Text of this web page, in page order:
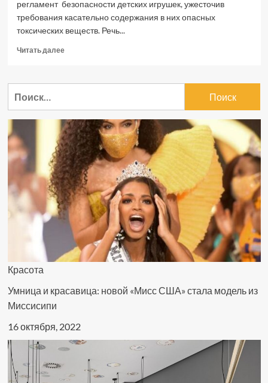
регламент безопасности детских игрушек, ужесточив
требования касательно содержания в них опасных
токсических веществ. Речь...
Читать далееПрочитать
Кабмин
безопасности
детских
игрушек
Красота
Умница и красавица: новой «Мисс США» стала модель из
Миссисипи
16 октября, 2022